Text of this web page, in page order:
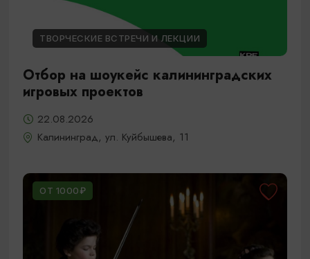
ТВОРЧЕСКИЕ ВСТРЕЧИ И ЛЕКЦИИ
Отбор на шоукейс калининградских
игровых проектов
22.08.2026
Калининград, ул. Куйбышева, 11
ОТ 1000₽